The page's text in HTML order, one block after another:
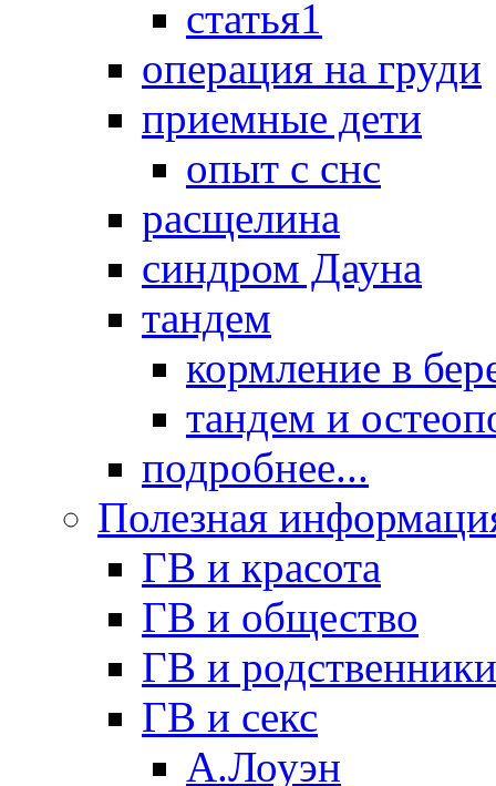
статья1
операция на груди
приемные дети
опыт с снс
расщелина
синдром Дауна
тандем
кормление в
тандем и
подробнее...
Полезная
ГВ и красота
ГВ и общество
ГВ и родственники
ГВ и секс
А.Лоуэн